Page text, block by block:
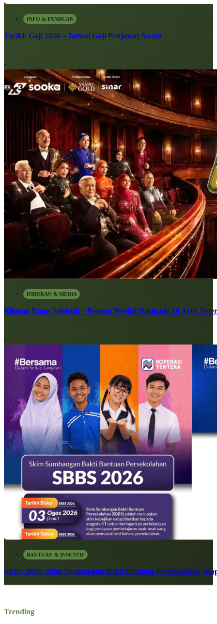
INFO & PANDUAN
Tarikh Gaji 2026 – Jadual Gaji Penjawat Awam
HIBURAN & MEDIA
Kilauan Emas Selebriti – Peserta Terdiri Daripada 10 Artis
BANTUAN & INSENTIF
SBBS 2026: Skim Sumbangan Bakti Bantuan Persekolahan
Trending